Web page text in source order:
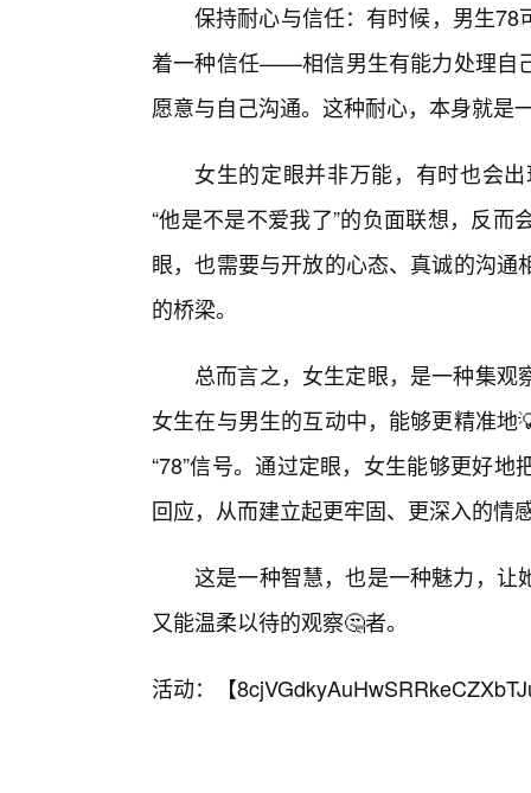
保持耐心与信任：有时候，男生
着一种信任——相信男生有能力处理自
愿意与自己沟通。这种耐心，本身就是
女生的定眼并非万能，有时也会
“他是不是不爱我了”的负面联想，反
眼，也需要与开放的心态、真诚的沟
的桥梁。
总而言之，女生定眼，是一种集
女生在与男生的互动中，能够更精准
“78”信号。通过定眼，女生能够更好
回应，从而建立起更牢固、更深入的情
这是一种智慧，也是一种魅力，让
又能温柔以待的观察🤔者。
活动：【